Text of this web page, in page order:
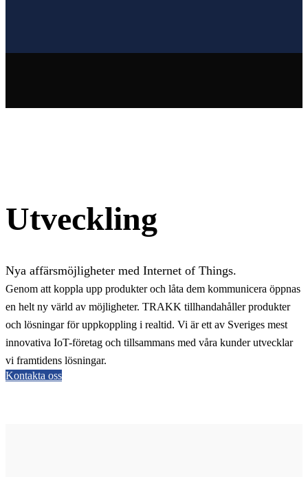
Utveckling
Nya affärsmöjligheter med Internet of Things.
Genom att koppla upp produkter och låta dem kommunicera öppnas
en helt ny värld av möjligheter. TRAKK tillhandahåller produkter
och lösningar för uppkoppling i realtid. Vi är ett av Sveriges mest
innovativa IoT-företag och tillsammans med våra kunder utvecklar
vi framtidens lösningar.
Kontakta oss